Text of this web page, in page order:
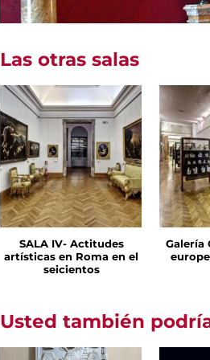
Las otras salas
SALA IV- Actitudes
artísticas en Roma en el
seicientos
Galería
Usted también